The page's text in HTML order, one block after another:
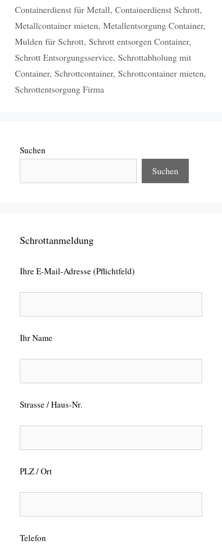
Containerdienst für Metall, Containerdienst Schrott,
Metallcontainer mieten, Metallentsorgung Container,
Mulden für Schrott, Schrott entsorgen Container,
Schrott Entsorgungsservice, Schrottabholung mit
Container, Schrottcontainer, Schrottcontainer mieten,
Schrottentsorgung Firma
Suchen
Suchen
Schrottanmeldung
Ihre E-Mail-Adresse (Pflichtfeld)
Ihr Name
Strasse / Haus-Nr.
PLZ / Ort
Telefon